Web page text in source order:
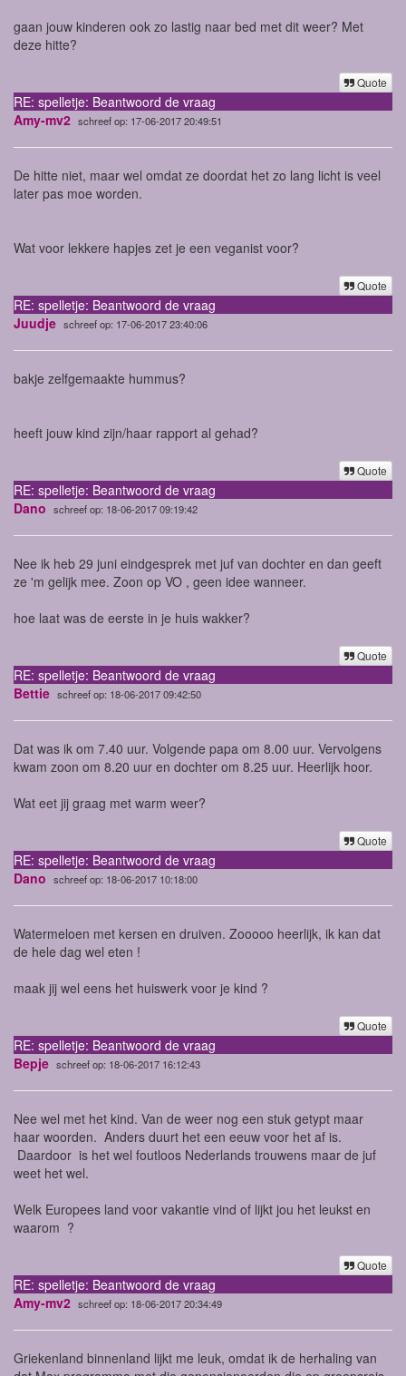
gaan jouw kinderen ook zo lastig naar bed met dit weer? Met
deze hitte?
Quote
RE: spelletje: Beantwoord de vraag
Amy-mv2 schreef op: 17-06-2017 20:49:51
De hitte niet, maar wel omdat ze doordat het zo lang licht is veel
later pas moe worden.
Wat voor lekkere hapjes zet je een veganist voor?
Quote
RE: spelletje: Beantwoord de vraag
Juudje schreef op: 17-06-2017 23:40:06
bakje zelfgemaakte hummus?
heeft jouw kind zijn/haar rapport al gehad?
Quote
RE: spelletje: Beantwoord de vraag
Dano schreef op: 18-06-2017 09:19:42
Nee ik heb 29 juni eindgesprek met juf van dochter en dan geeft
ze 'm gelijk mee. Zoon op VO , geen idee wanneer.
hoe laat was de eerste in je huis wakker?
Quote
RE: spelletje: Beantwoord de vraag
Bettie schreef op: 18-06-2017 09:42:50
Dat was ik om 7.40 uur. Volgende papa om 8.00 uur. Vervolgens
kwam zoon om 8.20 uur en dochter om 8.25 uur. Heerlijk hoor.
Wat eet jij graag met warm weer?
Quote
RE: spelletje: Beantwoord de vraag
Dano schreef op: 18-06-2017 10:18:00
Watermeloen met kersen en druiven. Zooooo heerlijk, ik kan dat
de hele dag wel eten !
maak jij wel eens het huiswerk voor je kind ?
Quote
RE: spelletje: Beantwoord de vraag
Bepje schreef op: 18-06-2017 16:12:43
Nee wel met het kind. Van de weer nog een stuk getypt maar
haar woorden. Anders duurt het een eeuw voor het af is.
Daardoor is het wel foutloos Nederlands trouwens maar de juf
weet het wel.
Welk Europees land voor vakantie vind of lijkt jou het leukst en
waarom ?
Quote
RE: spelletje: Beantwoord de vraag
Amy-mv2 schreef op: 18-06-2017 20:34:49
Griekenland binnenland lijkt me leuk, omdat ik de herhaling van